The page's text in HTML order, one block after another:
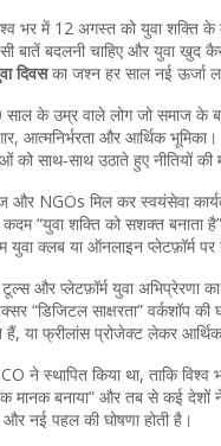
भर में 12 अगस्त को युवा शक्ति के
बातें बदलनी चाहिए और युवा
दिवसका जश्न हर साल नई ऊर्जा
साल के उम्र वाले लोग जो समाज के
, आत्मनिर्भरता और आर्थिक भूमिका।
को साथ‑साथ उठाते हुए नीतियों की
NGOs मिल कर स्वयंसेवा
कदम “युवा शक्ति को सशक्त
क्लब या ऑनलाइन प्लेटफ़ॉर्म
और प्लेटफ़ॉर्मयुवा अभिप्रेरणा
“डिजिटल साक्षरता”
या फ्रीलांस प्रोजेक्ट लेकर
ने स्थापित किया था, ताकि
मानक बनाया” और तब से कई
और नई पहल की घोषणा होती है।